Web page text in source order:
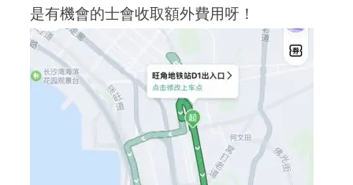
是有機會的士會收取額外費用呀！